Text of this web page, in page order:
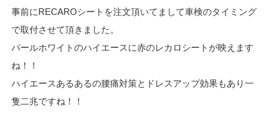
事前にRECAROシートを注文頂いてまして車検のタイミング
で取付させて頂きました。
パールホワイトのハイエースに赤のレカロシートが映えます
ね！！
ハイエースあるあるの腰痛対策とドレスアップ効果もあり一
隻二兆ですね！！